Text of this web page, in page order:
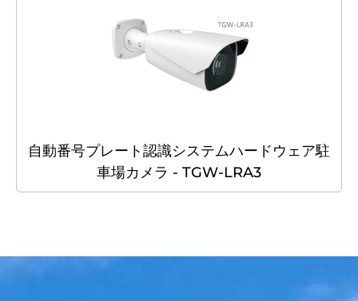
自動番号プレート認識システムハードウェア駐
車場カメラ - TGW-LRA3